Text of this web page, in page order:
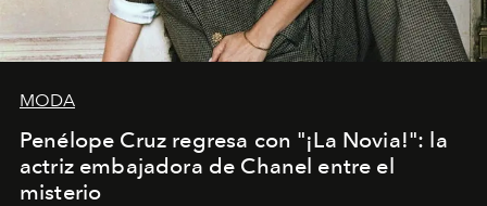
MODA
Penélope Cruz regresa con "¡La Novia!": la
actriz embajadora de Chanel entre el
misterio